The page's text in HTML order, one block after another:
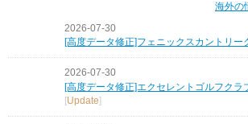
海外の
2026-07-30
[高度データ修正]フェニックスカントリー
2026-07-30
[高度データ修正]エクセレントゴルフクラ
[Update]